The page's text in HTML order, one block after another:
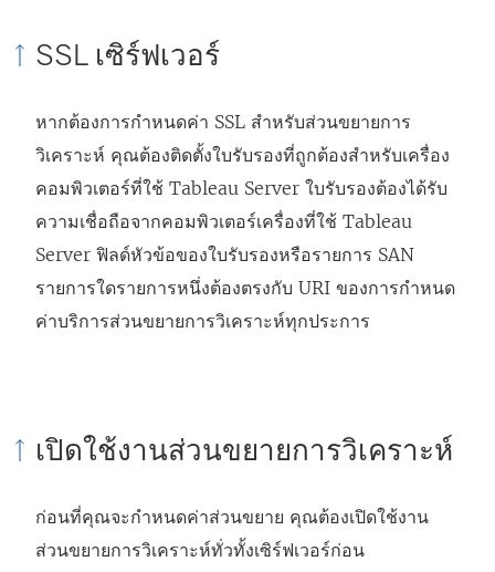
SSL เซิร์ฟเวอร์
หากต้องการกำหนดค่า SSL สำหรับส่วนขยายการ
วิเคราะห์ คุณต้องติดตั้งใบรับรองที่ถูกต้องสำหรับเครื่อง
คอมพิวเตอร์ที่ใช้ Tableau Server ใบรับรองต้องได้รับ
ความเชื่อถือจากคอมพิวเตอร์เครื่องที่ใช้ Tableau
Server ฟิลด์หัวข้อของใบรับรองหรือรายการ SAN
รายการใดรายการหนึ่งต้องตรงกับ URI ของการกำหนด
ค่าบริการส่วนขยายการวิเคราะห์ทุกประการ
เปิดใช้งานส่วนขยายการวิเคราะห์
ก่อนที่คุณจะกำหนดค่าส่วนขยาย คุณต้องเปิดใช้งาน
ส่วนขยายการวิเคราะห์ทั่วทั้งเซิร์ฟเวอร์ก่อน